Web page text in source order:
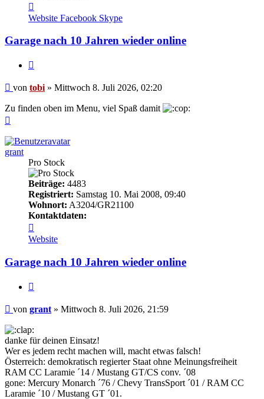
von
tobi
Website Facebook Skype
Garage nach 10 Jahren wieder online
Beitrag
von tobi » Mittwoch 8. Juli 2026, 02:20
Zu finden oben im Menu, viel Spaß damit
grant
Pro Stock
Beiträge: 4483
Registriert: Samstag 10. Mai 2008, 09:40
Wohnort: A3204/GR21100
Kontaktdaten:
von
grant
Website
Garage nach 10 Jahren wieder online
Beitrag
von grant » Mittwoch 8. Juli 2026, 21:59
danke für deinen Einsatz!
Wer es jedem recht machen will, macht etwas falsch!
Österreich: demokratisch regierter Staat ohne Meinungsfreiheit
RAM CC Laramie ´14 / Mustang GT/CS conv. ´08
gone: Mercury Monarch ´76 / Chevy TransSport ´01 / RAM CC
Laramie ´10 / Mustang GT ´01.